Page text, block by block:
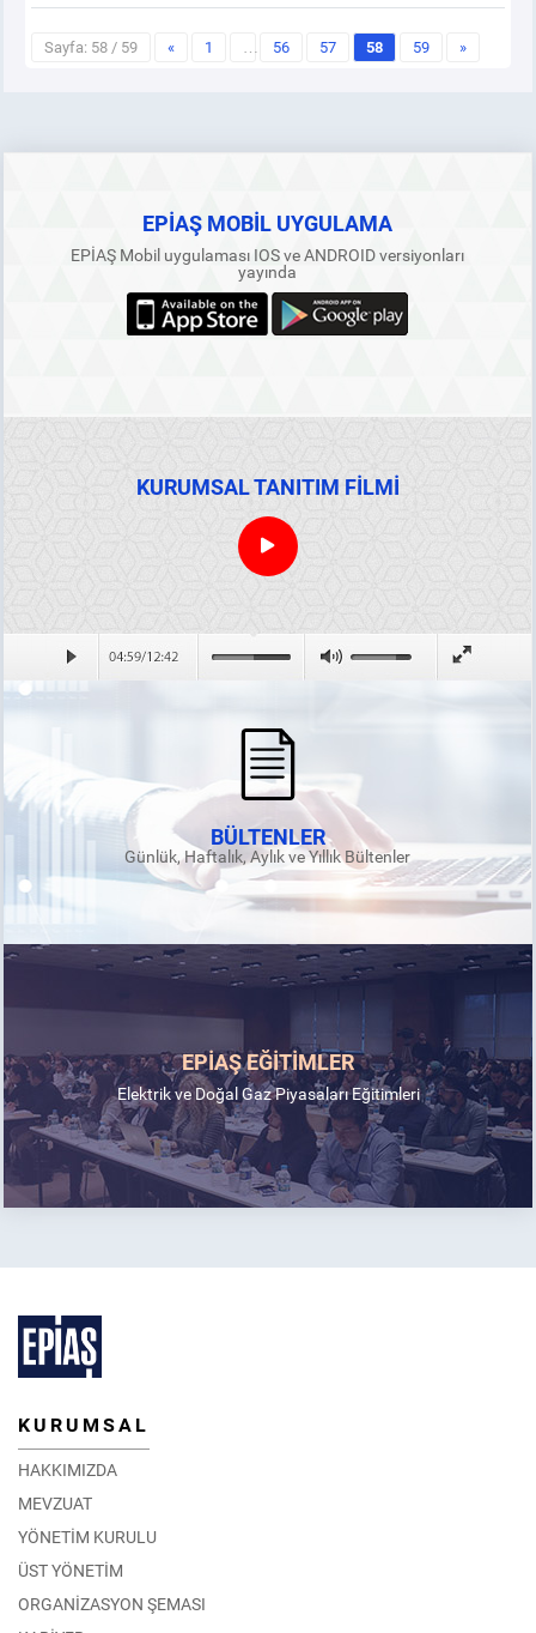
Sayfa: 58 / 59 « 1 … 56 57 58 59 »
EPİAŞ MOBİL UYGULAMA
EPİAŞ Mobil uygulaması IOS ve ANDROID versiyonları
yayında
KURUMSAL TANITIM FİLMİ
BÜLTENLER
Günlük, Haftalık, Aylık ve Yıllık Bültenler
EPİAŞ EĞİTİMLER
Elektrik ve Doğal Gaz Piyasaları Eğitimleri
KURUMSAL
HAKKIMIZDA
MEVZUAT
YÖNETİM KURULU
ÜST YÖNETİM
ORGANİZASYON ŞEMASI